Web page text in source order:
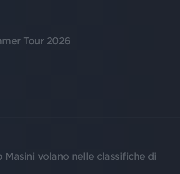
Tour 2026
Masini volano nelle classifiche di